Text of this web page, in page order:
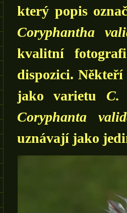
který popis
Coryphantha
kvalitní
dispozici.
jako varietu C.
Coryphanta
uznávají jako